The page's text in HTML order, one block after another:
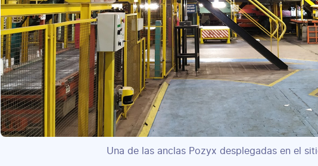
Una de las anclas Pozyx desplegadas en el